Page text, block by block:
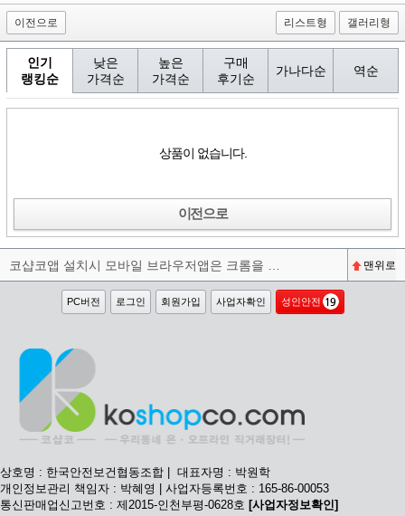
이전으로 리스트형 갤러리형
인기
랭킹순
낮은
가격순
높은
가격순
구매
후기순
가나다순 역순
상품이 없습니다.
이전으로
맨위로
PC버전 로그인 회원가입 사업자확인 성인안전
상호명 : 한국안전보건협동조합 | 대표자명 : 박원학
개인정보관리 책임자 : 박혜영 | 사업자등록번호 : 165-86-00053
통신판매업신고번호 : 제2015-인천부평-0628호 [사업자정보확인]